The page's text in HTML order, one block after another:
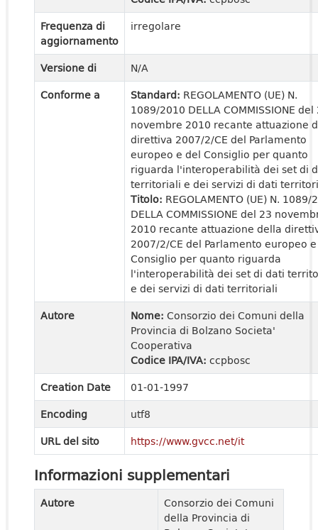
Frequenza di
aggiornamento
irregolare
Versione di
N/A
Conforme a
Standard: REGOLAMENTO (UE) N.
1089/2010 DELLA COMMISSIONE del
novembre 2010 recante attuazione
direttiva 2007/2/CE del Parlamento
europeo e del Consiglio per quanto
riguarda l'interoperabilità dei set di
territoriali e dei servizi di dati
Titolo: REGOLAMENTO (UE) N. 1089/
DELLA COMMISSIONE del 23
2010 recante attuazione della
2007/2/CE del Parlamento europeo
Consiglio per quanto riguarda
l'interoperabilità dei set di dati
e dei servizi di dati territoriali
Autore
Nome: Consorzio dei Comuni della
Provincia di Bolzano Societa'
Cooperativa
Codice IPA/IVA: ccpbosc
Creation Date
01-01-1997
Encoding
utf8
URL del sito
https://www.gvcc.net/it
Informazioni supplementari
Autore
Consorzio dei Comuni
della Provincia di